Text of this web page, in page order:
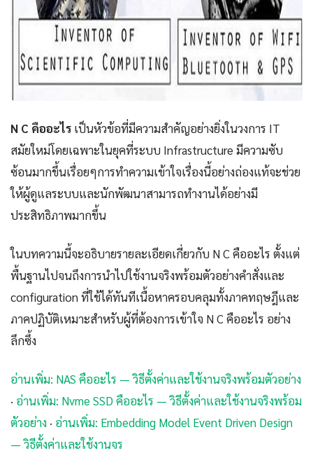
N C คืออะไร เป็นหัวข้อที่มีความสำคัญอย่างยิ่งในวงการ IT
สมัยใหม่โดยเฉพาะในยุคที่ระบบ Infrastructure มีความซับ
ซ้อนมากขึ้นเรื่อยๆการทำความเข้าใจเรื่องนี้อย่างถ่องแท้จะช่วย
ให้ผู้ดูแลระบบและนักพัฒนาสามารถทำงานได้อย่างมี
ประสิทธิภาพมากขึ้น
ในบทความนี้จะอธิบายรายละเอียดเกี่ยวกับ N C คืออะไร ตั้งแต่
พื้นฐานไปจนถึงการนำไปใช้งานจริงพร้อมตัวอย่างคำสั่งและ
configuration ที่ใช้ได้ทันทีเนื้อหาครอบคลุมทั้งภาคทฤษฎีและ
ภาคปฏิบัติเหมาะสำหรับผู้ที่ต้องการเข้าใจ N C คืออะไร อย่าง
ลึกซึ้ง
อ่านเพิ่ม: NAS คืออะไร — วิธีตั้งค่าและใช้งานจริงพร้อมตัวอย่าง
· อ่านเพิ่ม: Nvme SSD คืออะไร — วิธีตั้งค่าและใช้งานจริงพร้อม
ตัวอย่าง · อ่านเพิ่ม: Embedding Model Event Driven Design
— วิธีตั้งค่าและใช้งานจร